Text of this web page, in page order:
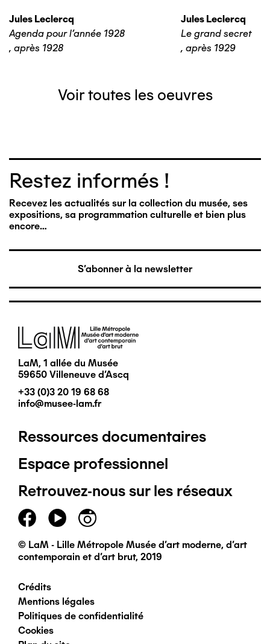
Jules Leclercq
Agenda pour l'année 1928
, après 1928
Jules Leclercq
Le grand secret
, après 1929
Voir toutes les oeuvres
Restez informés !
Recevez les actualités sur la collection du musée, ses
expositions, sa programmation culturelle et bien plus
encore…
S'abonner à la newsletter
Image
LaM, 1 allée du Musée
59650 Villeneuve d'Ascq
+33 (0)3 20 19 68 68
info@musee-lam.fr
Pied
de
page
principal
Ressources documentaires
Espace professionnel
Retrouvez-nous sur les réseaux
© LaM - Lille Métropole Musée d'art moderne, d'art
contemporain et d'art brut, 2019
Pied
de
Crédits
Mentions légales
Politiques de confidentialité
Cookies